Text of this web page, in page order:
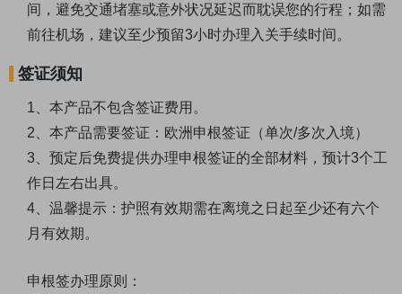
间，避免交通堵塞或意外状况延迟而耽误您的行程；如需
前往机场，建议至少预留3小时办理入关手续时间。
签证须知
1、本产品不包含签证费用。
2、本产品需要签证：欧洲申根签证（单次/多次入境）
3、预定后免费提供办理申根签证的全部材料，预计3个工
作日左右出具。
4、温馨提示：护照有效期需在离境之日起至少还有六个
月有效期。
申根签办理原则：